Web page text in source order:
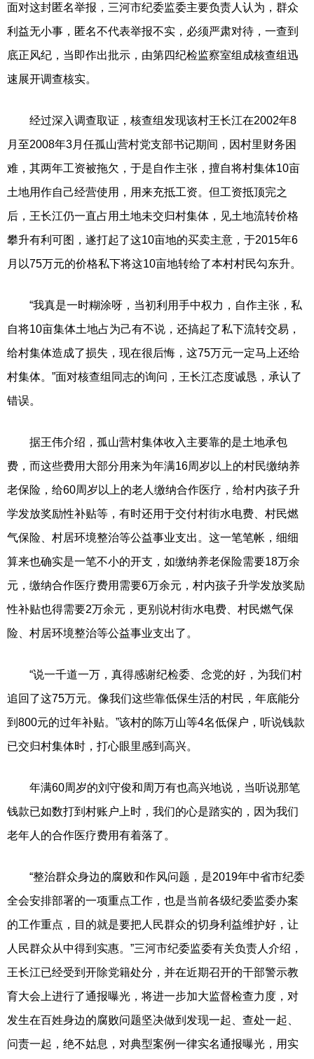
面对这封匿名举报，三河市纪委监委主要负责人认为，群众
利益无小事，匿名不代表举报不实，必须严肃对待，一查到
底正风纪，当即作出批示，由第四纪检监察室组成核查组迅
速展开调查核实。
经过深入调查取证，核查组发现该村王长江在2002年8
月至2008年3月任孤山营村党支部书记期间，因村里财务困
难，其两年工资被拖欠，于是自作主张，擅自将村集体10亩
土地用作自己经营使用，用来充抵工资。但工资抵顶完之
后，王长江仍一直占用土地未交归村集体，见土地流转价格
攀升有利可图，遂打起了这10亩地的买卖主意，于2015年6
月以75万元的价格私下将这10亩地转给了本村村民勾东升。
“我真是一时糊涂呀，当初利用手中权力，自作主张，私
自将10亩集体土地占为己有不说，还搞起了私下流转交易，
给村集体造成了损失，现在很后悔，这75万元一定马上还给
村集体。”面对核查组同志的询问，王长江态度诚恳，承认了
错误。
据王伟介绍，孤山营村集体收入主要靠的是土地承包
费，而这些费用大部分用来为年满16周岁以上的村民缴纳养
老保险，给60周岁以上的老人缴纳合作医疗，给村内孩子升
学发放奖励性补贴等，有时还用于交付村街水电费、村民燃
气保险、村居环境整治等公益事业支出。这一笔笔帐，细细
算来也确实是一笔不小的开支，如缴纳养老保险需要18万余
元，缴纳合作医疗费用需要6万余元，村内孩子升学发放奖励
性补贴也得需要2万余元，更别说村街水电费、村民燃气保
险、村居环境整治等公益事业支出了。
“说一千道一万，真得感谢纪检委、念党的好，为我们村
追回了这75万元。像我们这些靠低保生活的村民，年底能分
到800元的过年补贴。”该村的陈万山等4名低保户，听说钱款
已交归村集体时，打心眼里感到高兴。
年满60周岁的刘守俊和周万有也高兴地说，当听说那笔
钱款已如数打到村账户上时，我们的心是踏实的，因为我们
老年人的合作医疗费用有着落了。
“整治群众身边的腐败和作风问题，是2019年中省市纪委
全会安排部署的一项重点工作，也是当前各级纪委监委办案
的工作重点，目的就是要把人民群众的切身利益维护好，让
人民群众从中得到实惠。”三河市纪委监委有关负责人介绍，
王长江已经受到开除党籍处分，并在近期召开的干部警示教
育大会上进行了通报曝光，将进一步加大监督检查力度，对
发生在百姓身边的腐败问题坚决做到发现一起、查处一起、
问责一起，绝不姑息，对典型案例一律实名通报曝光，用实